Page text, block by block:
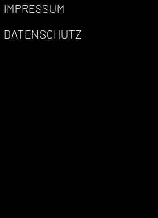
IMPRESSUM
DATENSCHUTZ